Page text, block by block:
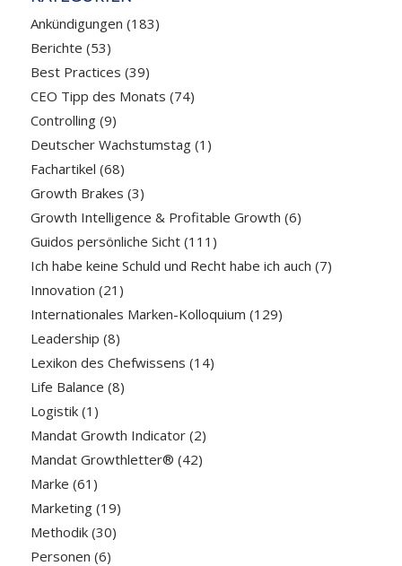
Ankündigungen (183)
Berichte (53)
Best Practices (39)
CEO Tipp des Monats (74)
Controlling(9)
Deutscher Wachstumstag(1)
Fachartikel (68)
Growth Brakes (3)
Growth Intelligence & Profitable Growth (6)
Guidos persönliche Sicht(111)
Ich habe keine Schuld und Recht habe ich auch (7)
Innovation (21)
Internationales Marken-Kolloquium (129)
Leadership (8)
Lexikon des Chefwissens (14)
Life Balance (8)
Logistik(1)
Mandat Growth Indicator(2)
Mandat Growthletter® (42)
Marke (61)
Marketing(19)
Methodik(30)
Personen (6)